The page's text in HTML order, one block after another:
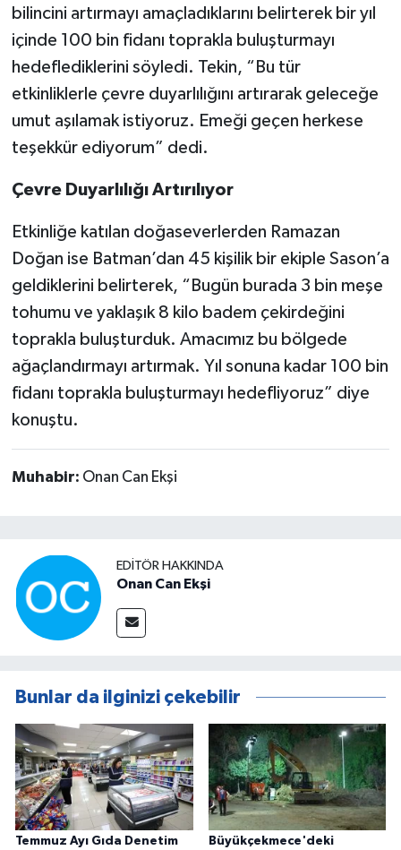
bilincini artırmayı amaçladıklarını belirterek bir yıl
içinde 100 bin fidanı toprakla buluşturmayı
hedeflediklerini söyledi. Tekin, “Bu tür
etkinliklerle çevre duyarlılığını artırarak geleceğe
umut aşılamak istiyoruz. Emeği geçen herkese
teşekkür ediyorum” dedi.
Çevre Duyarlılığı Artırılıyor
Etkinliğe katılan doğaseverlerden Ramazan
Doğan ise Batman’dan 45 kişilik bir ekiple Sason’a
geldiklerini belirterek, “Bugün burada 3 bin meşe
tohumu ve yaklaşık 8 kilo badem çekirdeğini
toprakla buluşturduk. Amacımız bu bölgede
ağaçlandırmayı artırmak. Yıl sonuna kadar 100 bin
fidanı toprakla buluşturmayı hedefliyoruz” diye
konuştu.
Muhabir: Onan Can Ekşi
EDITÖR HAKKINDA
Onan Can Ekşi
Bunlar da ilginizi çekebilir
Temmuz Ayı Gıda Denetim
Büyükçekmece'deki